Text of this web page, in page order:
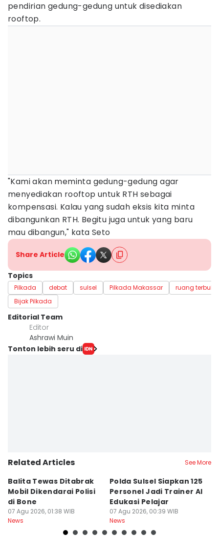
pendirian gedung-gedung untuk disediakan
rooftop.
"Kami akan meminta gedung-gedung agar
menyediakan rooftop untuk RTH sebagai
kompensasi. Kalau yang sudah eksis kita minta
dibangunkan RTH. Begitu juga untuk yang baru
mau dibangun," kata Seto
Share Article
Topics
Pilkada debat sulsel Pilkada Makassar
ruang
Bijak Pilkada
Editorial Team
Editor
Ashrawi Muin
Tonton lebih seru di
Related Articles See More
Balita Tewas Ditabrak
Mobil Dikendarai Polisi
di Bone
07 Agu 2026, 01:38 WIB
News
Polda Sulsel Siapkan 125
Personel Jadi Trainer AI
Edukasi Pelajar
07 Agu 2026, 00:39 WIB
News